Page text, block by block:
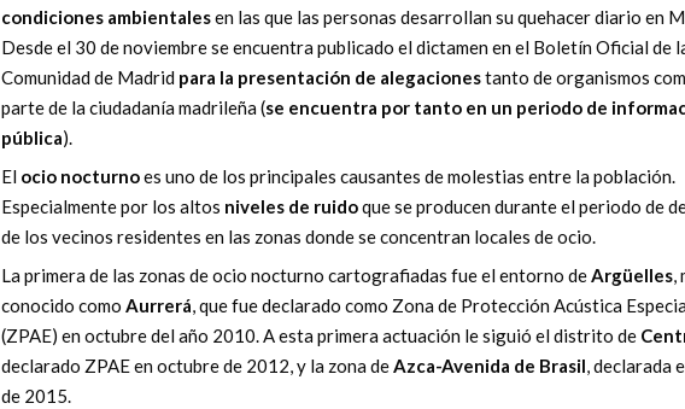
condiciones ambientalesen las que las personas desarrollan su quehacer diario en
Desde el 30 de noviembre se encuentra publicado el dictamen en el Boletín Oficial de
Comunidad de Madrid para la presentación de alegacionestanto de organismos
parte de la ciudadanía madrileña (se encuentra por tanto en un periodo de
pública).
El ocio nocturnoes uno de los principales causantes de molestias entre la población.
Especialmente por los altos niveles de ruidoque se producen durante el periodo de
de los vecinos residentes en las zonas donde se concentran locales de ocio.
La primera de las zonas de ocio nocturno cartografiadas fue el entorno deArgüelles,
conocido como Aurrerá, que fue declarado como Zona de Protección Acústica
(ZPAE) en octubre del año 2010. A esta primera actuación le siguió el distrito de
declarado ZPAE en octubre de 2012, y la zona deAzca-Avenida de Brasil, declarada
de 2015.